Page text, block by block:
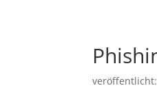
veröffentlicht: